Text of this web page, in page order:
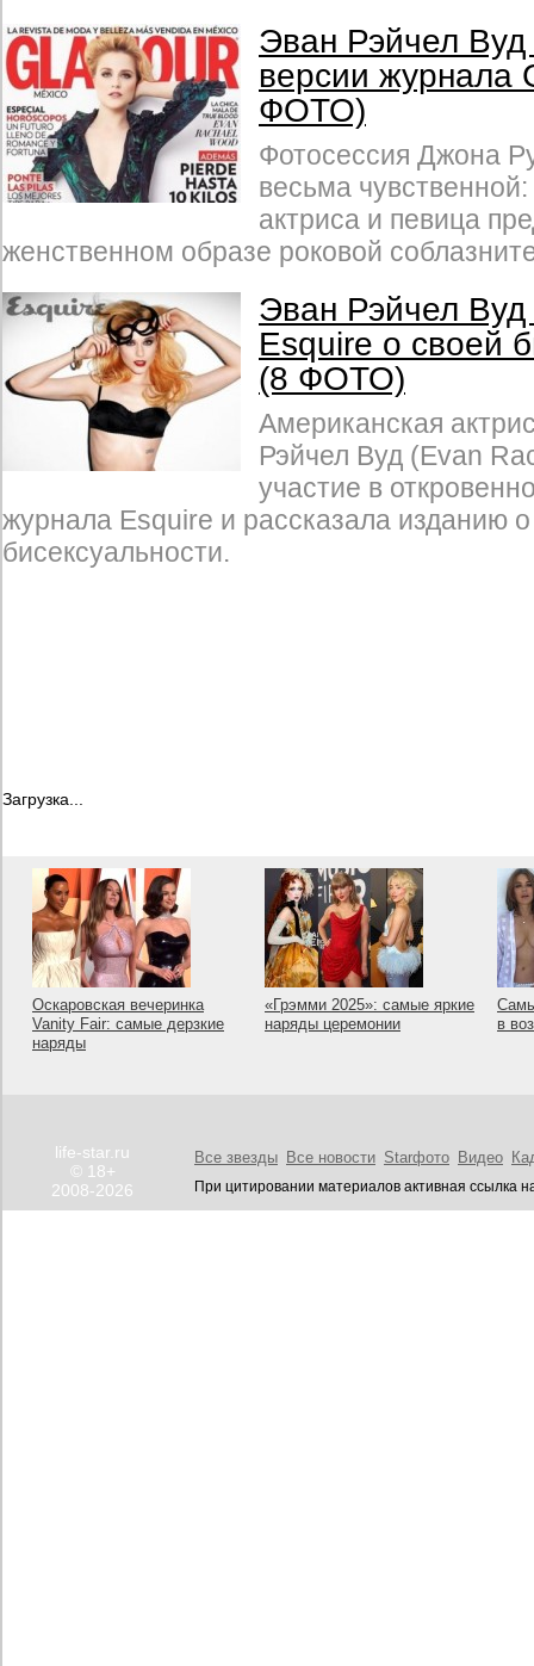
Эван Рэйчел Вуд
версии журнала
ФОТО)
Фотосессия Джона
весьма
актриса и певица
женственном образе роковой
Эван Рэйчел Вуд
Esquire о своей
(8 ФОТО)
Американская
Рэйчел Вуд (Evan
участие в
журнала Esquire и рассказала изданию
бисексуальности.
Загрузка...
Оскаровская вечеринка
Vanity Fair: самые дерзкие
наряды
«Грэмми 2025»: самые яркие
наряды церемонии
в
life-star.ru
© 18+
2008-2026
Все звезды Все новости Starфото Видео
При цитировании материалов активная ссылка